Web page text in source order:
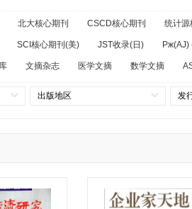
北大核心期刊 CSCD核心期刊 统计源
SCI核心期刊(美) JST收录(日) Pж(AJ)
文摘杂志 医学文摘 数学文摘
出版地区 发